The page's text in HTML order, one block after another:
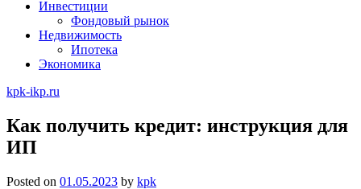
Инвестиции
Фондовый рынок
Недвижимость
Ипотека
Экономика
kpk-ikp.ru
Как получить кредит: инструкция для
ИП
Posted on 01.05.2023 by kpk